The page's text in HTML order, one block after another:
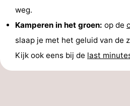
weg.
Kamperen in het groen: op de
slaap je met het geluid van de
Kijk ook eens bij de last